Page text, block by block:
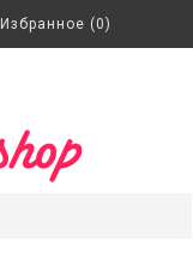
Избранное (0)